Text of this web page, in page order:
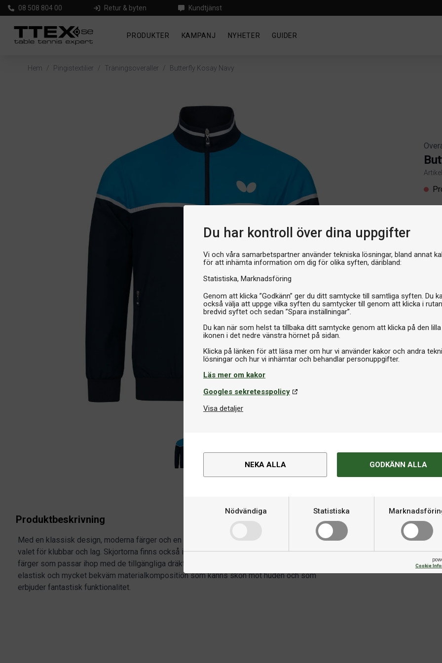
Du har kontroll över dina uppgifter
Vi och våra samarbetspartner använder tekniska lösningar, bland annat
för att inhämta information om dig för olika syften, däribland:
Statistiska Marknadsföring
Genom att klicka ”Godkänn” ger du ditt samtycke till samtliga syften. Du
också välja att uppge vilka syften du samtycker till genom att klicka i rutan
bredvid syftet och sedan ”Spara inställningar”.
Du kan när som helst ta tillbaka ditt samtycke genom att klicka på den lilla
ikonen i det nedre vänstra hörnet på sidan.
Klicka på länken för att läsa mer om hur vi använder kakor och andra
Läs mer om kakor
Googles sekretesspolicy
Visa detaljer
NEKA ALLA GODKÄNN ALLA
Nödvändiga Statistiska
Cookie
08 508 804 00 Retur & byten Kundtjänst
PRODUKTER KAMPANJ NYHETER GUIDER
Hem / Pingistextilier / Träningsoveraller / Butterfly Kosay Navy
Produktbeskrivning
Med en klassisk design, moderna färger och en neutral passform är KOSAI det perfekta
valet för klubbar och lag. Skjortorna finns också i en avsmalnande dammodell och kommer i
färger som passar ihop med de tillgängliga dräkterna. KOSAI är tillverkad av en mjuk,
elastisk och mycket bekväm materialkomposition som känns skön mot huden och som
erbjuder fantastisk funktionalitet.
Om produkten